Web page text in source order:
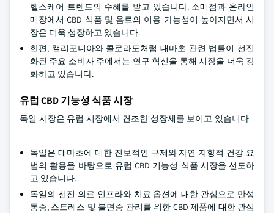
헬스케어 트렌드의 수혜를 받고 있습니다. 소매점과 온라인
매장에서 CBD 식품 및 음료의 이용 가능성이 높아지면서 시
장은 더욱 성장하고 있습니다.
한편, 캘리포니아와 콜로라도처럼 대마초 관련 법률이 선진
화된 주요 소비자 주에서는 연구 혁신을 통해 시장을 더욱 강
화하고 있습니다.
유럽 CBD 기능성 식품 시장
독일 시장은 유럽 시장에서 견조한 성장세를 보이고 있습니다.
독일은 대마초에 대한 진보적인 규제와 자연 지향적 건강 요
법의 활용을 바탕으로 유럽 CBD 기능성 식품 시장을 선도하
고 있습니다.
독일의 선진 의료 인프라와 치료 옵션에 대한 관심으로 만성
통증, 스트레스 및 불면증 관리를 위한 CBD 제품에 대한 관심